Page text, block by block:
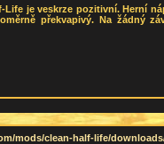
Life je veskrze pozitivní. Herní
překvapivý. Na žádný
mods/clean-half-life/